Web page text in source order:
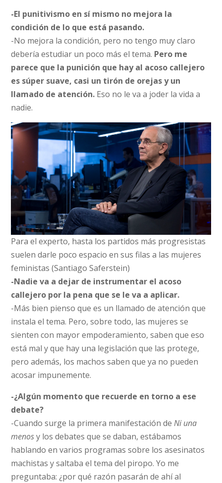
-El punitivismo en sí mismo no mejora la
condición de lo que está pasando.
-No mejora la condición, pero no tengo muy claro
debería estudiar un poco más el tema. Pero me
parece que la punición que hay al acoso callejero
es súper suave, casi un tirón de orejas y un
llamado de atención. Eso no le va a joder la vida a
nadie.
Para el experto, hasta los partidos más progresistas
suelen darle poco espacio en sus filas a las mujeres
feministas (Santiago Saferstein)
-Nadie va a dejar de instrumentar el acoso
callejero por la pena que se le va a aplicar.
-Más bien pienso que es un llamado de atención que
instala el tema. Pero, sobre todo, las mujeres se
sienten con mayor empoderamiento, saben que eso
está mal y que hay una legislación que las protege,
pero además, los machos saben que ya no pueden
acosar impunemente.
-¿Algún momento que recuerde en torno a ese
debate?
-Cuando surge la primera manifestación deNi una
menosy los debates que se daban, estábamos
hablando en varios programas sobre los asesinatos
machistas y saltaba el tema del piropo. Yo me
preguntaba: ¿por qué razón pasarán de ahí al